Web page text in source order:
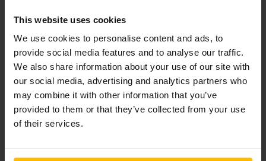
This website uses cookies
We use cookies to personalise content and ads, to
provide social media features and to analyse our traffic.
We also share information about your use of our site with
our social media, advertising and analytics partners who
may combine it with other information that you’ve
provided to them or that they’ve collected from your use
of their services.
Mindre besvær med vedligeholdelse
Ergonomisk styrestangshåndtag
Tilvalgsmuligheder